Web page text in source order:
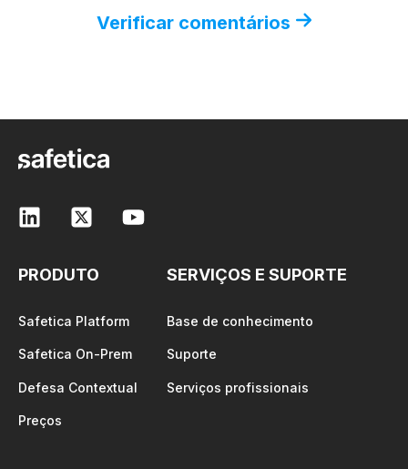
Verificar comentários
PRODUTO
Safetica Platform
Safetica On-Prem
Defesa Contextual
Preços
SERVIÇOS E SUPORTE
Base de conhecimento
Suporte
Serviços profissionais